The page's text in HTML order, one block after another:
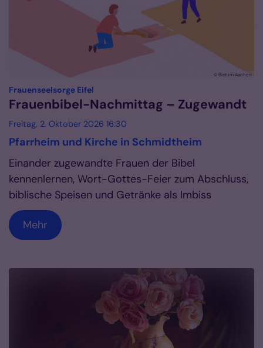
© Bistum Aachen
Frauenseelsorge Eifel
Frauenbibel-Nachmittag – Zugewandt
Freitag, 2. Oktober 2026 16:30
Pfarrheim und Kirche in Schmidtheim
Einander zugewandte Frauen der Bibel
kennenlernen, Wort-Gottes-Feier zum Abschluss,
biblische Speisen und Getränke als Imbiss
Mehr